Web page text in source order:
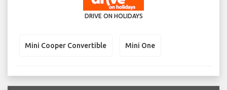
DRIVE ON HOLIDAYS
Mini Cooper Convertible Mini One